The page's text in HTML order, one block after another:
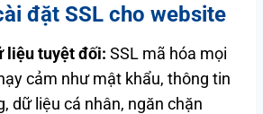
đặt SSL cho website
liệu tuyệt đối: SSL mã hóa mọi
cảm như mật khẩu, thông tin
dữ liệu cá nhân, ngăn chặn